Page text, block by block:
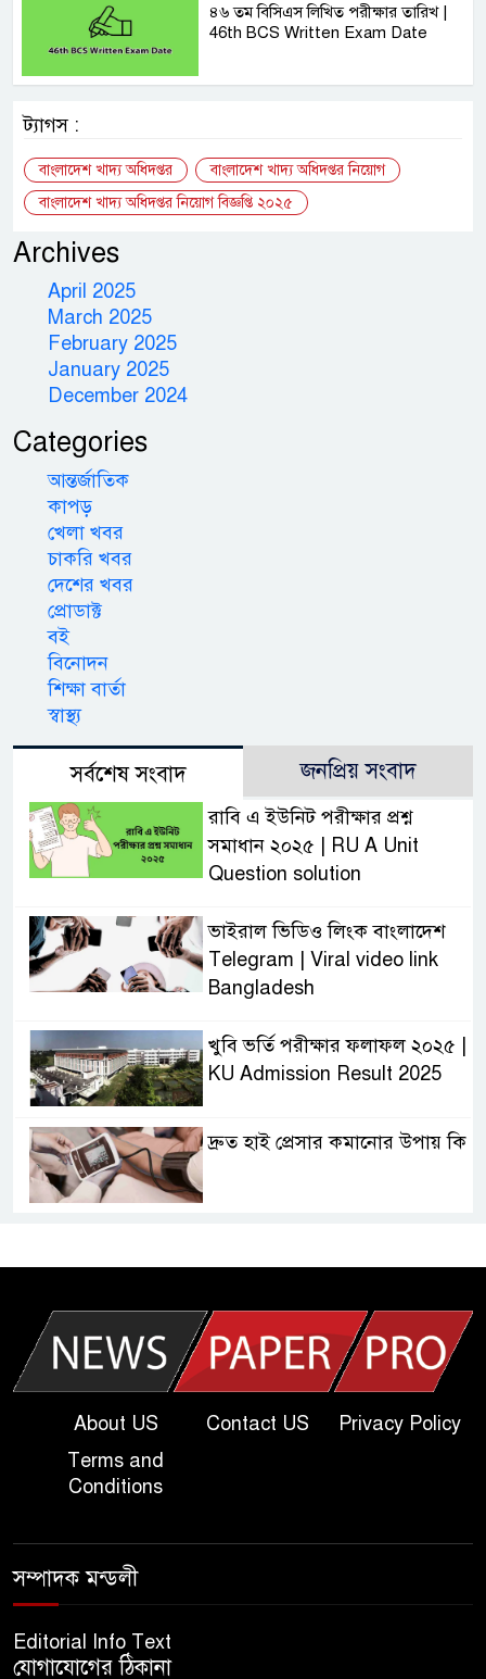
৪৬ তম বিসিএস লিখিত পরীক্ষার তারিখ |
46th BCS Written Exam Date
ট্যাগস :
বাংলাদেশ খাদ্য অধিদপ্তর
বাংলাদেশ খাদ্য অধিদপ্তর নিয়োগ
বাংলাদেশ খাদ্য অধিদপ্তর নিয়োগ বিজ্ঞপ্তি ২০২৫
Archives
April 2025
March 2025
February 2025
January 2025
December 2024
Categories
আন্তর্জাতিক
কাপড়
খেলা খবর
চাকরি খবর
দেশের খবর
প্রোডাক্ট
বই
বিনোদন
শিক্ষা বার্তা
স্বাস্থ্য
সর্বশেষ সংবাদ জনপ্রিয় সংবাদ
রাবি এ ইউনিট পরীক্ষার প্রশ্ন
সমাধান ২০২৫ | RU A Unit
Question solution
ভাইরাল ভিডিও লিংক বাংলাদেশ
Telegram | Viral video link
Bangladesh
খুবি ভর্তি পরীক্ষার ফলাফল ২০২৫ |
KU Admission Result 2025
দ্রুত হাই প্রেসার কমানোর উপায় কি
| Today Dakhil Exam
খুবি সি ইউনিট ভর্তি পরীক্ষার প্রশ্ন
২০২৫ | KU C Unit Admission
Question
About US Contact US
Privacy Policy
Terms and
Conditions
সম্পাদক মন্ডলী
Editorial Info Text
যোগাযোগের ঠিকানা